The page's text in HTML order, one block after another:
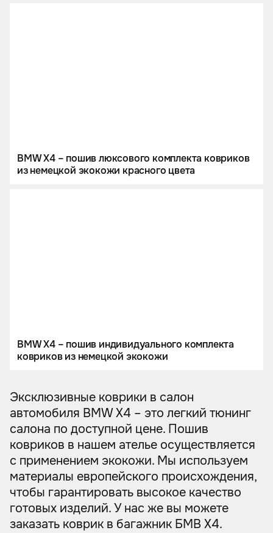
BMW X4 – пошив люксового комплекта ковриков
из немецкой экокожи красного цвета
BMW X4 – пошив индивидуального комплекта
ковриков из немецкой экокожи
Эксклюзивные коврики в салон
автомобиля BMW X4 – это легкий тюнинг
салона по доступной цене. Пошив
ковриков в нашем ателье осуществляется
с применением экокожи. Мы используем
материалы европейского происхождения,
чтобы гарантировать высокое качество
готовых изделий. У нас же вы можете
заказать коврик в багажник БМВ X4.